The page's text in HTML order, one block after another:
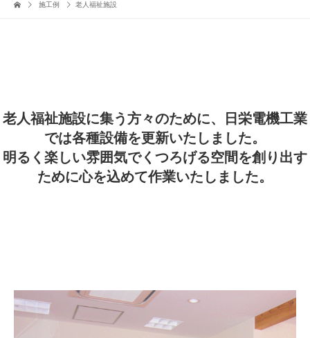
施工例 老人福祉施設
老人福祉施設に集う方々のために、日栄電機工業
では各種設備を更新いたしました。
明るく楽しい雰囲気でくつろげる空間を創り出す
ために心を込めて作業いたしました。